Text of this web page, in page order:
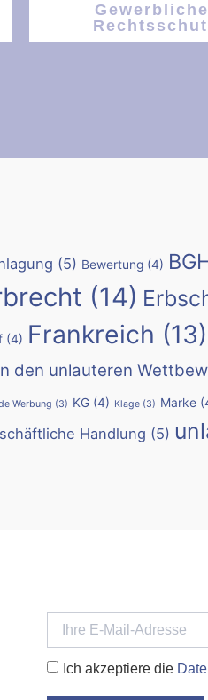
(5) Bewertung (4)
(14)
(4) Frankreich (13)
den unlauteren
Werbung (3) KG (4) Klage (3) Marke
Handlung (5)
Ich akzeptiere die